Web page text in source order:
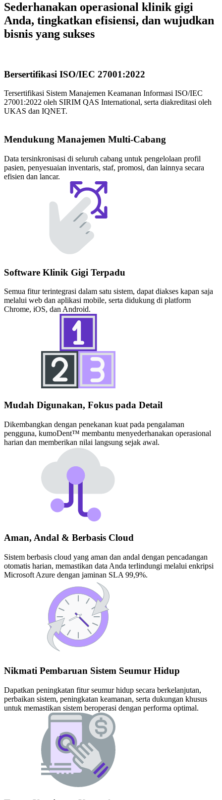
Sederhanakan operasional klinik gigi
Anda, tingkatkan efisiensi, dan wujudkan
bisnis yang sukses
Bersertifikasi ISO/IEC 27001:2022
Tersertifikasi Sistem Manajemen Keamanan Informasi ISO/IEC
27001:2022 oleh SIRIM QAS International, serta diakreditasi oleh
UKAS dan IQNET.
Mendukung Manajemen Multi-Cabang
Data tersinkronisasi di seluruh cabang untuk pengelolaan profil
pasien, penyesuaian inventaris, staf, promosi, dan lainnya secara
efisien dan lancar.
Software Klinik Gigi Terpadu​
Semua fitur terintegrasi dalam satu sistem, dapat diakses kapan saja
melalui web dan aplikasi mobile, serta didukung di platform
Chrome, iOS, dan Android.
Mudah Digunakan, Fokus pada Detail
Dikembangkan dengan penekanan kuat pada pengalaman
pengguna, kumoDent™ membantu menyederhanakan operasional
harian dan memberikan nilai langsung sejak awal.
Aman, Andal & Berbasis Cloud
Sistem berbasis cloud yang aman dan andal dengan pencadangan
otomatis harian, memastikan data Anda terlindungi melalui enkripsi
Microsoft Azure dengan jaminan SLA 99,9%.
Nikmati Pembaruan Sistem Seumur Hidup
Dapatkan peningkatan fitur seumur hidup secara berkelanjutan,
perbaikan sistem, peningkatan keamanan, serta dukungan khusus
untuk memastikan sistem beroperasi dengan performa optimal.